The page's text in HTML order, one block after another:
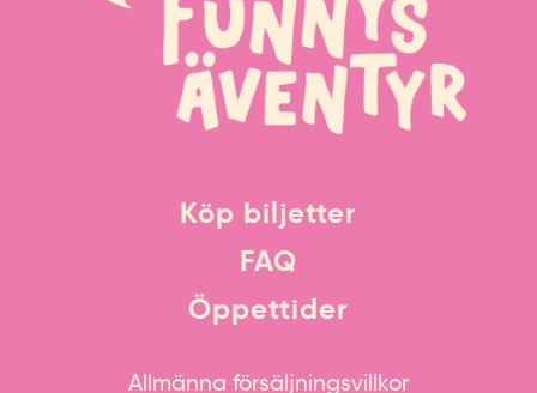
Köp biljetter
FAQ
Öppettider
Allmänna försäljningsvillkor